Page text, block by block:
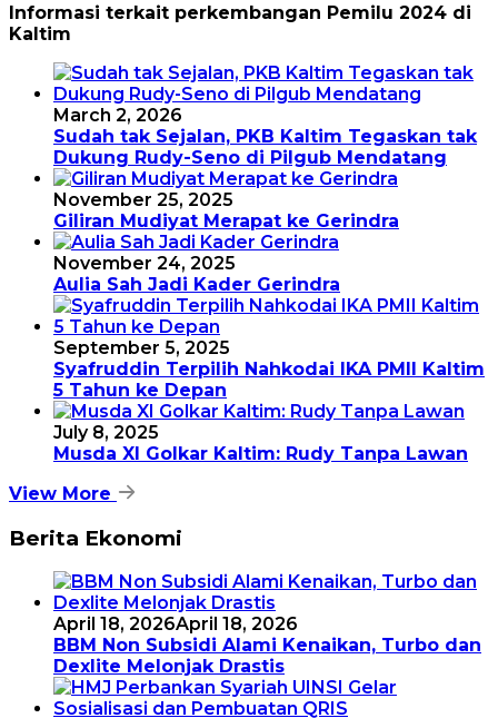
Informasi terkait perkembangan Pemilu 2024 di
Kaltim
March 2, 2026
Sudah tak Sejalan, PKB Kaltim Tegaskan tak
Dukung Rudy-Seno di Pilgub Mendatang
November 25, 2025
Giliran Mudiyat Merapat ke Gerindra
November 24, 2025
Aulia Sah Jadi Kader Gerindra
September 5, 2025
Syafruddin Terpilih Nahkodai IKA PMII Kaltim
5 Tahun ke Depan
July 8, 2025
Musda XI Golkar Kaltim: Rudy Tanpa Lawan
View More
Berita Ekonomi
April 18, 2026April 18, 2026
BBM Non Subsidi Alami Kenaikan, Turbo dan
Dexlite Melonjak Drastis